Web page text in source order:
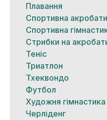
Плавання
Спортивна
Спортивна
Стрибки на
Теніс
Триатлон
Тхеквондо
Футбол
Художня гімнастика
Черліденг